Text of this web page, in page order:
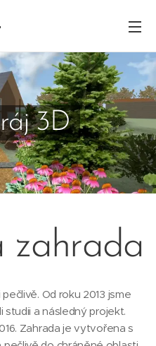
3D
zahrada
Od roku 2013 jsme
studii a následný projekt.
Zahrada je vytvořena s